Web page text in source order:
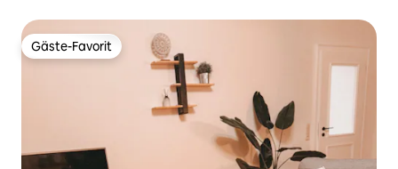
Gäste-Favorit
Gäste-Favorit